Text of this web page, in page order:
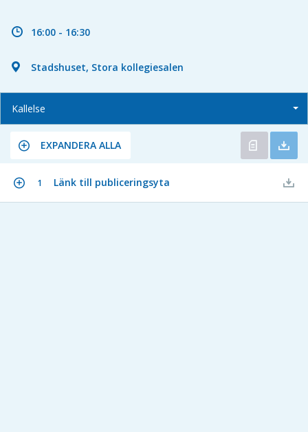
16:00 - 16:30
Stadshuset, Stora kollegiesalen
Kallelse
EXPANDERA ALLA
1 Länk till publiceringsyta